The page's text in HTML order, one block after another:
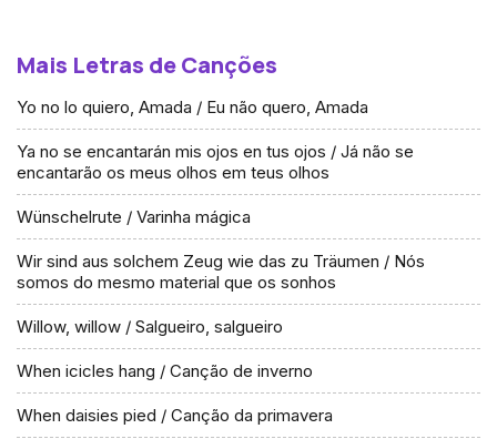
Mais Letras de Canções
Yo no lo quiero, Amada / Eu não quero, Amada
Ya no se encantarán mis ojos en tus ojos / Já não se
encantarão os meus olhos em teus olhos
Wünschelrute / Varinha mágica
Wir sind aus solchem Zeug wie das zu Träumen / Nós
somos do mesmo material que os sonhos
Willow, willow / Salgueiro, salgueiro
When icicles hang / Canção de inverno
When daisies pied / Canção da primavera